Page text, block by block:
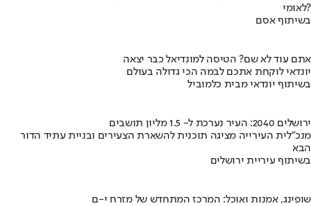
לאומי?
בשיתוף אסם
אתם עוד לא שם? הטיסה למונדיאל כבר יצאה
יונדאי לוקחת אתכם לבמה הכי גדולה בעולם
בשיתוף יונדאי מבית כלמוביל
ירושלים 2040: העיר נערכת ל- 1.5 מליון תושבים
מנכ"לית העירייה מציגה תוכנית להשארת הצעירים ובניית עתיד הדור
הבא
בשיתוף עיריית ירושלים
שופינג, אמנות ואוכל: המרכז המתחדש של מזרח י-ם